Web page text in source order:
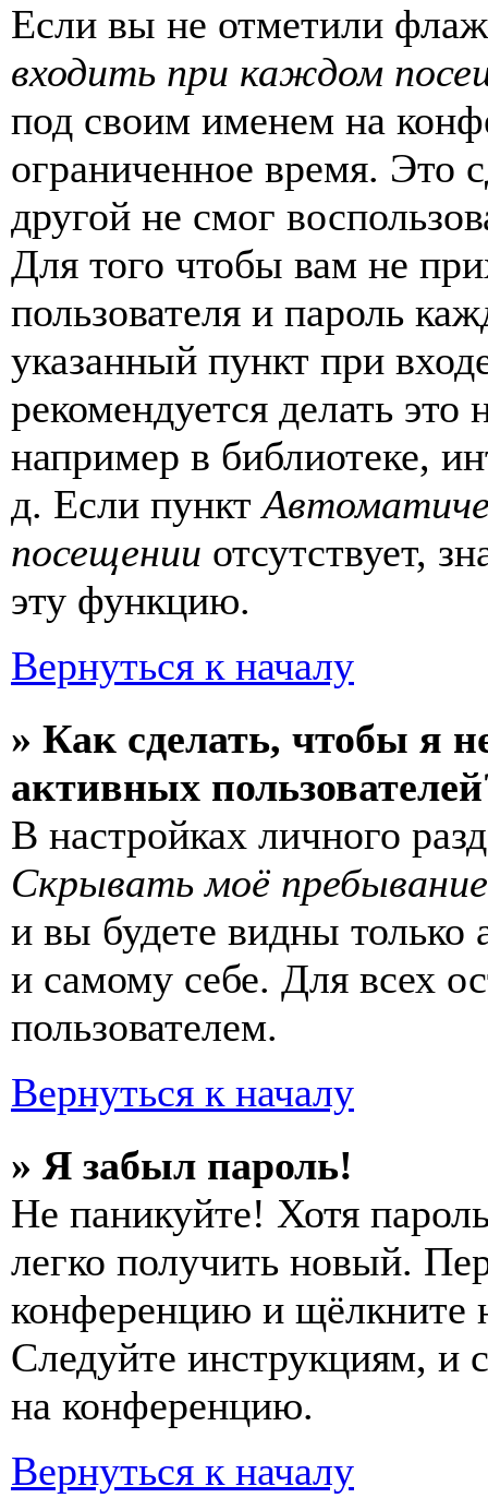
Если вы не отметили
входить при каждом
под своим именем на
ограниченное время. Это
другой не смог
Для того чтобы вам не
пользователя и пароль
указанный пункт при
рекомендуется делать
например в библиотеке,
д. Если пункт
посещении отсутствует,
эту функцию.
Вернуться к началу
» Как сделать, чтобы я
активных
В настройках личного
Скрывать моё
и вы будете видны только
и самому себе. Для всех
пользователем.
Вернуться к началу
» Я забыл пароль!
Не паникуйте! Хотя
легко получить новый.
конференцию и щёлкните
Следуйте инструкциям, и
на конференцию.
Вернуться к началу